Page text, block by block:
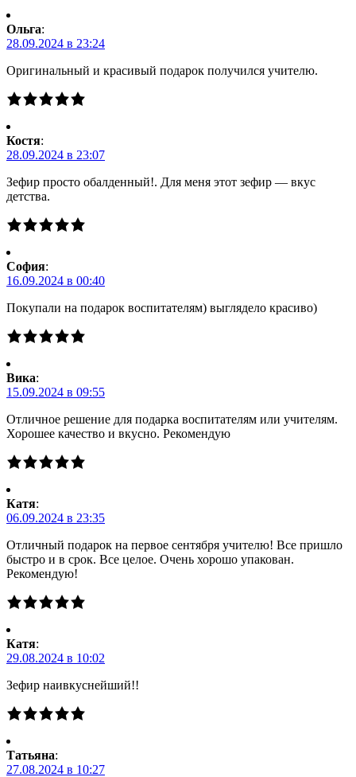
Ольга:
28.09.2024 в 23:24
Оригинальный и красивый подарок получился учителю.
Костя:
28.09.2024 в 23:07
Зефир просто обалденный!. Для меня этот зефир — вкус
детства.
Cофия:
16.09.2024 в 00:40
Покупали на подарок воспитателям) выглядело красиво)
Вика:
15.09.2024 в 09:55
Отличное решение для подарка воспитателям или учителям.
Хорошее качество и вкусно. Рекомендую
Катя:
06.09.2024 в 23:35
Отличный подарок на первое сентября учителю! Все пришло
быстро и в срок. Все целое. Очень хорошо упакован.
Рекомендую!
Катя:
29.08.2024 в 10:02
Зефир наивкуснейший!!
Татьяна:
27.08.2024 в 10:27